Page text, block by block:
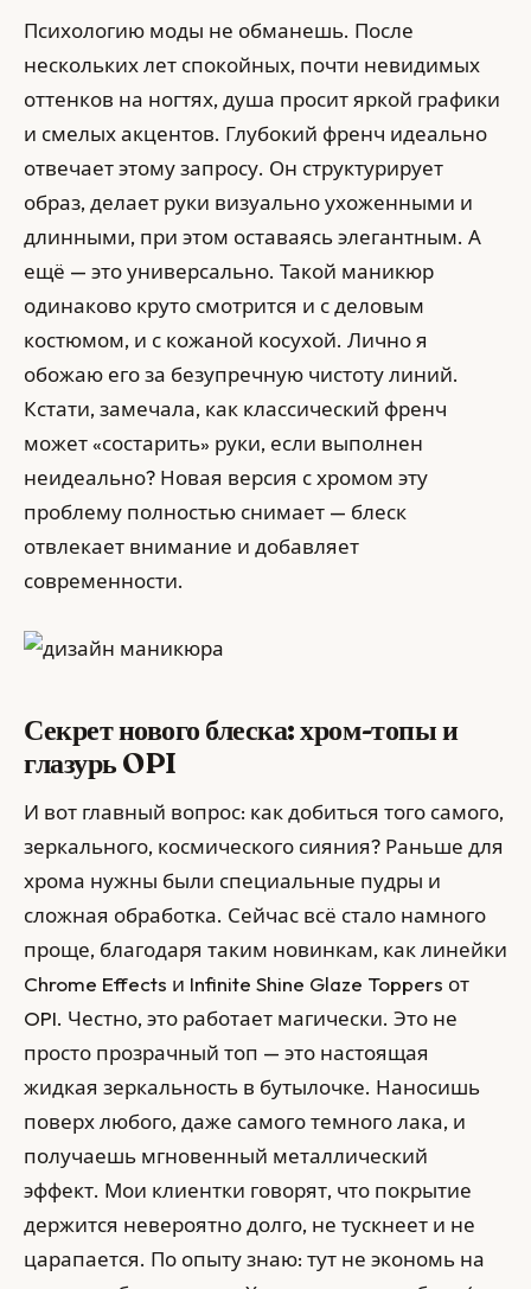
Психологию моды не обманешь. После
нескольких лет спокойных, почти невидимых
оттенков на ногтях, душа просит яркой графики
и смелых акцентов. Глубокий френч идеально
отвечает этому запросу. Он структурирует
образ, делает руки визуально ухоженными и
длинными, при этом оставаясь элегантным. А
ещё — это универсально. Такой маникюр
одинаково круто смотрится и с деловым
костюмом, и с кожаной косухой. Лично я
обожаю его за безупречную чистоту линий.
Кстати, замечала, как классический френч
может «состарить» руки, если выполнен
неидеально? Новая версия с хромом эту
проблему полностью снимает — блеск
отвлекает внимание и добавляет
современности.
Секрет нового блеска: хром-топы и
глазурь OPI
И вот главный вопрос: как добиться того самого,
зеркального, космического сияния? Раньше для
хрома нужны были специальные пудры и
сложная обработка. Сейчас всё стало намного
проще, благодаря таким новинкам, как линейки
Chrome Effects и Infinite Shine Glaze Toppers от
OPI. Честно, это работает магически. Это не
просто прозрачный топ — это настоящая
жидкая зеркальность в бутылочке. Наносишь
поверх любого, даже самого темного лака, и
получаешь мгновенный металлический
эффект. Мои клиентки говорят, что покрытие
держится невероятно долго, не тускнеет и не
царапается. По опыту знаю: тут не экономь на